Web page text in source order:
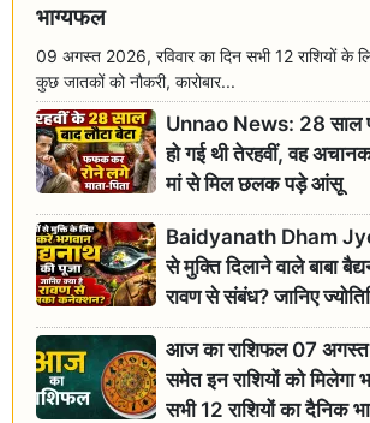
भाग्यफल
09 अगस्त 2026, रविवार का दिन सभी 12 राशियों के
कुछ जातकों को नौकरी, कारोबार...
Unnao News: 28 साल
हो गई थी तेरहवीं, वह
मां से मिल छलक पड़े आंसू
Baidyanath Dham
से मुक्ति दिलाने वाले बाबा
रावण से संबंध? जानिए
आज का राशिफल 07
समेत इन राशियों को मिलेगा
सभी 12 राशियों का दैनिक